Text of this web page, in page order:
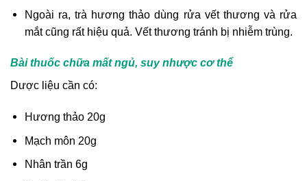
Ngoài ra, trà hương thảo dùng rửa vết thương và rửa
mắt cũng rất hiệu quả. Vết thương tránh bị nhiễm trùng.
Bài thuốc chữa mất ngủ, suy nhược cơ thể
Dược liệu cần có:
Hương thảo 20g
Mạch môn 20g
Nhân trần 6g